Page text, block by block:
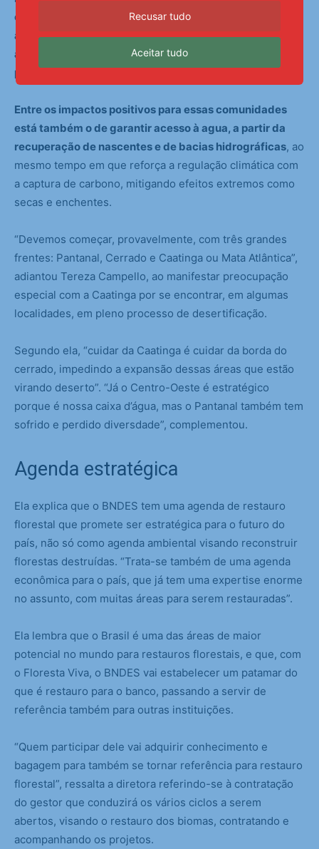
comunidades tradicionais, agricultores familiares e
assentados da reforma agrária. Sempre por meio de
atividades sustentáveis e de projetos de restauração
produtiva.
Entre os impactos positivos para essas comunidades
está também o de garantir acesso à agua, a partir da
recuperação de nascentes e de bacias hidrográficas, ao
mesmo tempo em que reforça a regulação climática com
a captura de carbono, mitigando efeitos extremos como
secas e enchentes.
“Devemos começar, provavelmente, com três grandes
frentes: Pantanal, Cerrado e Caatinga ou Mata Atlântica”,
adiantou Tereza Campello, ao manifestar preocupação
especial com a Caatinga por se encontrar, em algumas
localidades, em pleno processo de desertificação.
Segundo ela, “cuidar da Caatinga é cuidar da borda do
cerrado, impedindo a expansão dessas áreas que estão
virando deserto”. “Já o Centro-Oeste é estratégico
porque é nossa caixa d’água, mas o Pantanal também tem
sofrido e perdido diversdade”, complementou.
Agenda estratégica
Ela explica que o BNDES tem uma agenda de restauro
florestal que promete ser estratégica para o futuro do
país, não só como agenda ambiental visando reconstruir
florestas destruídas. “Trata-se também de uma agenda
econômica para o país, que já tem uma expertise enorme
no assunto, com muitas áreas para serem restauradas”.
Ela lembra que o Brasil é uma das áreas de maior
potencial no mundo para restauros florestais, e que, com
o Floresta Viva, o BNDES vai estabelecer um patamar do
que é restauro para o banco, passando a servir de
referência também para outras instituições.
“Quem participar dele vai adquirir conhecimento e
bagagem para também se tornar referência para restauro
florestal”, ressalta a diretora referindo-se à contratação
do gestor que conduzirá os vários ciclos a serem
abertos, visando o restauro dos biomas, contratando e
acompanhando os projetos.
Recusar tudo
Aceitar tudo